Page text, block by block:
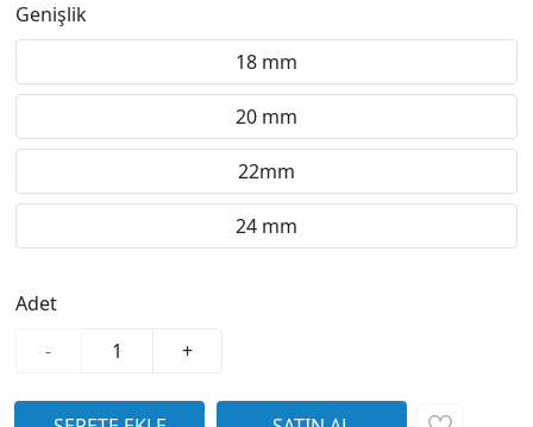
Genişlik
18 mm
20 mm
22mm
24 mm
Adet
-
+